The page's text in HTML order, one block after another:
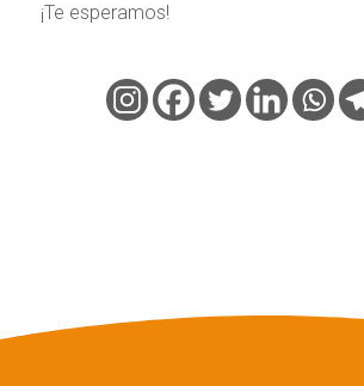
¡Te esperamos!